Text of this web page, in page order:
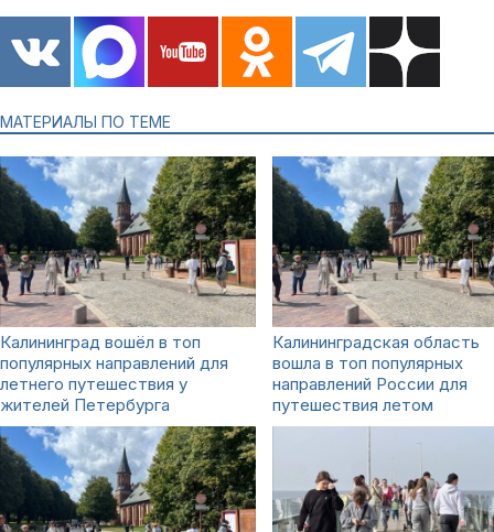
МАТЕРИАЛЫ ПО ТЕМЕ
Калининград вошёл в топ
популярных направлений для
летнего путешествия у
жителей Петербурга
Калининградская область
вошла в топ популярных
направлений России для
путешествия летом